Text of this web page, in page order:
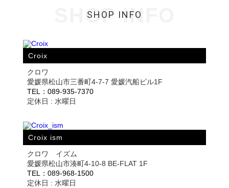
SHOP INFO
SHOP INFO
Croix
クロワ
愛媛県松山市三番町4-7-7 愛媛汽船ビル1F
TEL：089-935-7370
定休日 : 水曜日
Croix ism
クロワ イズム
愛媛県松山市湊町4-10-8 BE-FLAT 1F
TEL：089-968-1500
定休日 : 水曜日